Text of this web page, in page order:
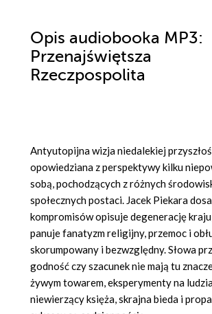
Opis audiobooka MP3:
Przenajświętsza
Rzeczpospolita
Antyutopijna wizja niedalekiej
opowiedziana z perspektywy kilku
sobą, pochodzących z różnych
społecznych postaci. Jacek Piekara
kompromisów opisuje degenerację
panuje fanatyzm religijny, przemoc i
skorumpowany i bezwzględny. Słowa
godność czy szacunek nie mają tu
żywym towarem, eksperymenty na
niewierzący księża, skrajna bieda i